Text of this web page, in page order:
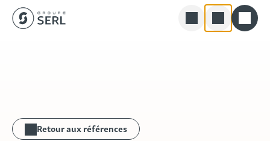
Retour aux références